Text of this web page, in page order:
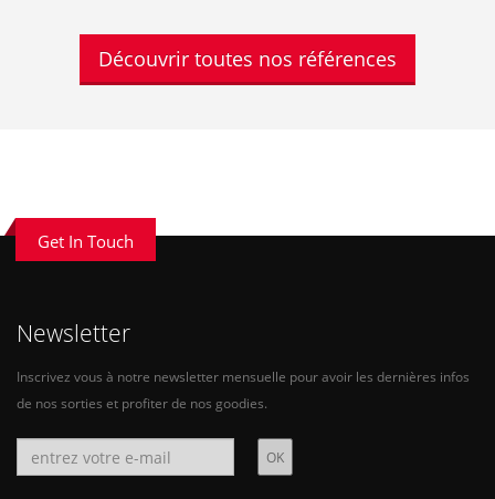
Découvrir toutes nos références
Get In Touch
Newsletter
Inscrivez vous à notre newsletter mensuelle pour avoir les dernières infos
de nos sorties et profiter de nos goodies.